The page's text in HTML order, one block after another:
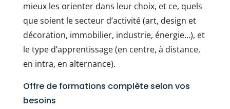
mieux les orienter dans leur choix, et ce, quels
que soient le secteur d’activité (art, design et
décoration, immobilier, industrie, énergie…), et
le type d’apprentissage (en centre, à distance,
en intra, en alternance).
Offre de formations complète selon vos
besoins